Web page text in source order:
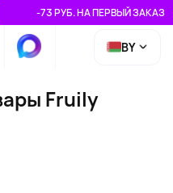
-73 РУБ. НА ПЕРВЫЙ ЗАКАЗ
BY
Fruily